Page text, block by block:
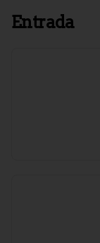
Entrada